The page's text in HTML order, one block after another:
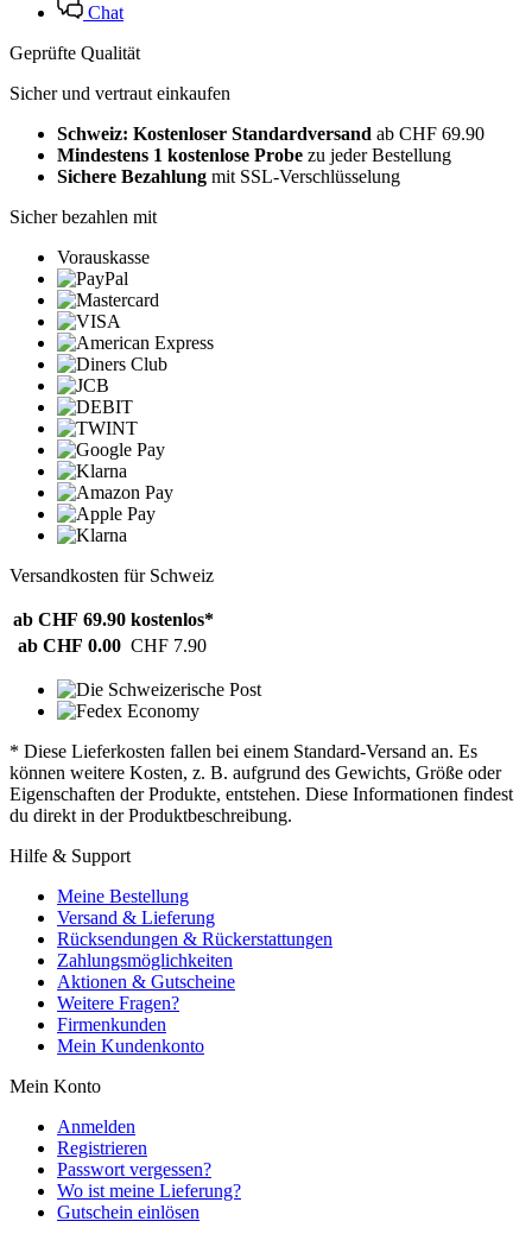
Chat
Geprüfte Qualität
Sicher und vertraut einkaufen
Schweiz: Kostenloser Standardversand ab CHF 69.90
Mindestens 1 kostenlose Probe zu jeder Bestellung
Sichere Bezahlung mit SSL-Verschlüsselung
Sicher bezahlen mit
Vorauskasse
Versandkosten für Schweiz
ab CHF 69.90 kostenlos*
ab CHF 0.00 CHF 7.90
* Diese Lieferkosten fallen bei einem Standard-Versand an. Es
können weitere Kosten, z. B. aufgrund des Gewichts, Größe oder
Eigenschaften der Produkte, entstehen. Diese Informationen findest
du direkt in der Produktbeschreibung.
Hilfe & Support
Meine Bestellung
Versand & Lieferung
Rücksendungen & Rückerstattungen
Zahlungsmöglichkeiten
Aktionen & Gutscheine
Weitere Fragen?
Firmenkunden
Mein Kundenkonto
Mein Konto
Anmelden
Registrieren
Passwort vergessen?
Wo ist meine Lieferung?
Gutschein einlösen